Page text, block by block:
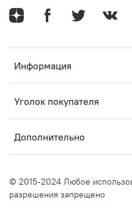
Информация
Уголок покупателя
Дополнительно
© 2015-2024 Любое
разрешения запрещено